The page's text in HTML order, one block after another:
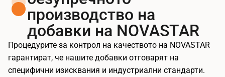
производство на
добавки на NOVASTAR
Процедурите за контрол на качеството на NOVASTAR
гарантират, че нашите добавки отговарят на
специфични изисквания и индустриални стандарти.